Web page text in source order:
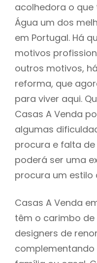
acolhedora o que
Água um dos
em Portugal. Há
motivos
outros motivos,
reforma, que
para viver aqui.
Casas A Venda
algumas
procura e falta
poderá ser uma
procura um estilo
Casas A Venda
têm o carimbo
designers de
complementando